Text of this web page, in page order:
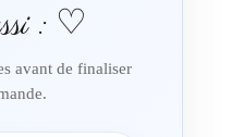
: ♡
avant de finaliser